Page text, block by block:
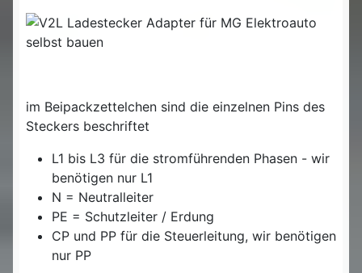
im Beipackzettelchen sind die einzelnen Pins des
Steckers beschriftet
L1 bis L3 für die stromführenden Phasen - wir
benötigen nur L1
N = Neutralleiter
PE = Schutzleiter / Erdung
CP und PP für die Steuerleitung, wir benötigen
nur PP